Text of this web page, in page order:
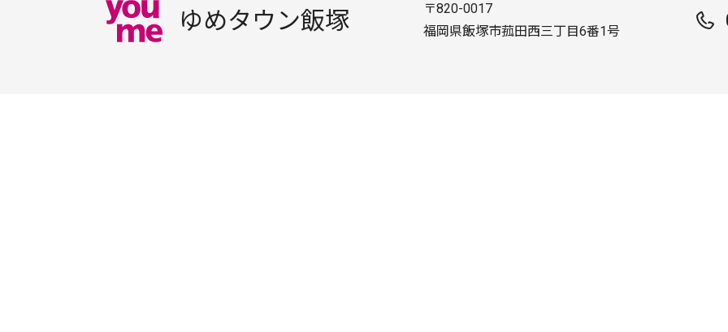
ゆめタウン飯塚
〒820-0017
福岡県飯塚市菰田西三丁目6番1号